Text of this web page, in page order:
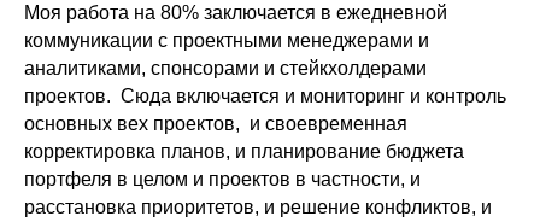
Моя работа на 80% заключается в ежедневной
коммуникации с проектными менеджерами и
аналитиками, спонсорами и стейкхолдерами
проектов. Сюда включается и мониторинг и контроль
основных вех проектов, и своевременная
корректировка планов, и планирование бюджета
портфеля в целом и проектов в частности, и
расстановка приоритетов, и решение конфликтов, и